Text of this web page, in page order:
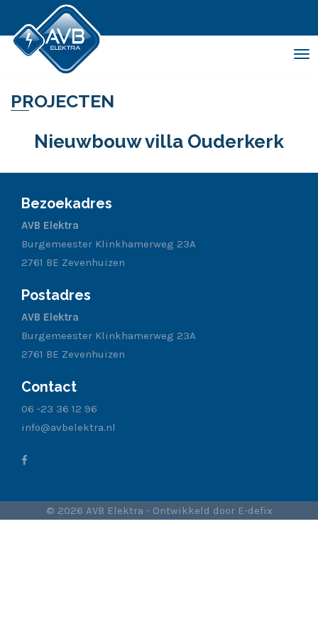
PROJECTEN
Nieuwbouw villa Ouderkerk
Bezoekadres
AVB Elektra
Burgemeester Klinkhamerweg 23A
2761 BE Zevenhuizen
Postadres
AVB Elektra
Burgemeester Klinkhamerweg 23A
2761 BE Zevenhuizen
Contact
06 -23 36 12 96
info@avbelektra.nl
© 2026 AVB Elektra - Ontwikkeld door E-defix